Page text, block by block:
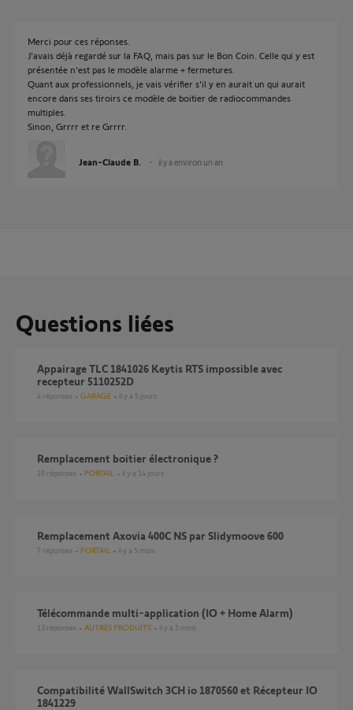
Merci pour ces réponses.
J'avais déjà regardé sur la FAQ, mais pas sur le Bon Coin. Celle qui y est
présentée n'est pas le modèle alarme + fermetures.
Quant aux professionnels, je vais vérifier s'il y en aurait un qui aurait
encore dans ses tiroirs ce modèle de boitier de radiocommandes
multiples.
Sinon, Grrrr et re Grrrr.
Jean-Claude B. il y a environ un an
Questions liées
Appairage TLC 1841026 Keytis RTS impossible avec
recepteur 5110252D
4 réponses GARAGE il y a 5 jours
remplacement boitier électronique ?
10 réponses PORTAIL il y a 14 jours
Remplacement Axovia 400C NS par Slidymoove 600
7 réponses PORTAIL il y a 5 mois
Télécommande multi-application (IO + Home Alarm)
13 réponses AUTRES PRODUITS il y a 5 mois
Compatibilité WallSwitch 3CH io 1870560 et Récepteur IO
1841229